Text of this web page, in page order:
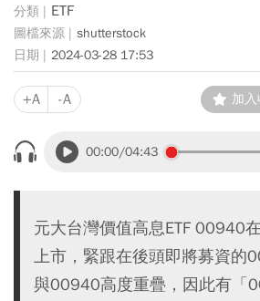
ETF
shutterstock
2024-03-28 17:53
+A -A 加
00:00/04:43
元大台灣價值高息ETF 00940
上市，緊跟在後頭即將募資的
與00940高度重疊，因此有「